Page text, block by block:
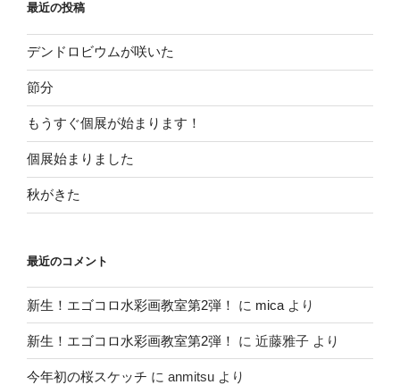
ン
最近の投稿
デンドロビウムが咲いた
節分
もうすぐ個展が始まります！
個展始まりました
秋がきた
最近のコメント
新生！エゴコロ水彩画教室第2弾！ に mica より
新生！エゴコロ水彩画教室第2弾！ に 近藤雅子 より
今年初の桜スケッチ に anmitsu より